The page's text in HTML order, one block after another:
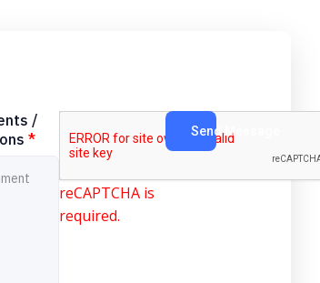
/
*
reCAPTCHA is
required.
Send Message